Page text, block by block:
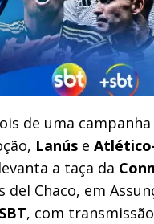
de uma
Lanús e
a taça da
Chaco, em
SBT, com